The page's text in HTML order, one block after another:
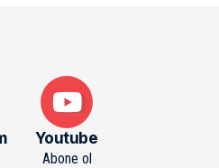
Youtube
Abone ol